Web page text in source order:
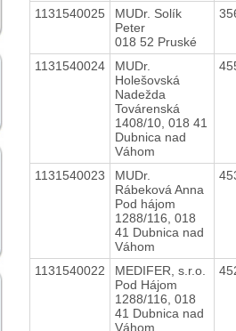
1131540025
MUDr. Solík
Peter
018 52 Pruské
1131540024
MUDr.
Holešovská
Nadežda
Továrenská
1408/10, 018 41
Dubnica nad
Váhom
1131540023
MUDr.
Rábeková Anna
Pod hájom
1288/116, 018
41 Dubnica nad
Váhom
1131540022
MEDIFER, s.r.o.
Pod Hájom
1288/116, 018
41 Dubnica nad
Váhom